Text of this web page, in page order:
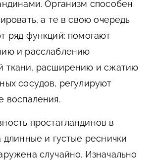
Организм способен
а те в свою очередь
ряд функций: помогают
и расслаблению
ткани, расширению и сжатию
сосудов, регулируют
воспаления.
простагландинов в
длинные и густые реснички
случайно. Изначально